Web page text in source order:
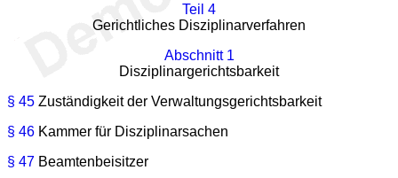
Teil 4
Gerichtliches Disziplinarverfahren
Abschnitt 1
Disziplinargerichtsbarkeit
§ 45 Zuständigkeit der Verwaltungsgerichtsbarkeit
§ 46 Kammer für Disziplinarsachen
§ 47 Beamtenbeisitzer